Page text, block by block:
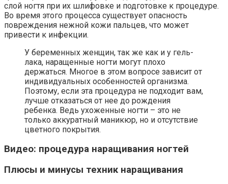
слой ногтя при их шлифовке и подготовке к процедуре.
Во время этого процесса существует опасность
повреждения нежной кожи пальцев, что может
привести к инфекции.
У беременных женщин, так же как и у гель-
лака, наращенные ногти могут плохо
держаться. Многое в этом вопросе зависит от
индивидуальных особенностей организма.
Поэтому, если эта процедура не подходит вам,
лучше отказаться от нее до рождения
ребенка. Ведь ухоженные ногти – это не
только аккуратный маникюр, но и отсутствие
цветного покрытия.
Видео: процедура наращивания ногтей
Плюсы и минусы техник наращивания